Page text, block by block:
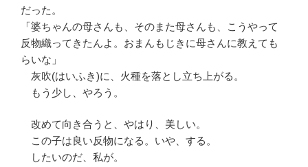
だった。
「婆ちゃんの母さんも、そのまた母さんも、こうやって
反物織ってきたんよ。おまんもじきに母さんに教えても
らいな」
灰吹(はいふき)に、火種を落とし立ち上がる。
もう少し、やろう。
改めて向き合うと、やはり、美しい。
この子は良い反物になる。いや、する。
したいのだ、私が。